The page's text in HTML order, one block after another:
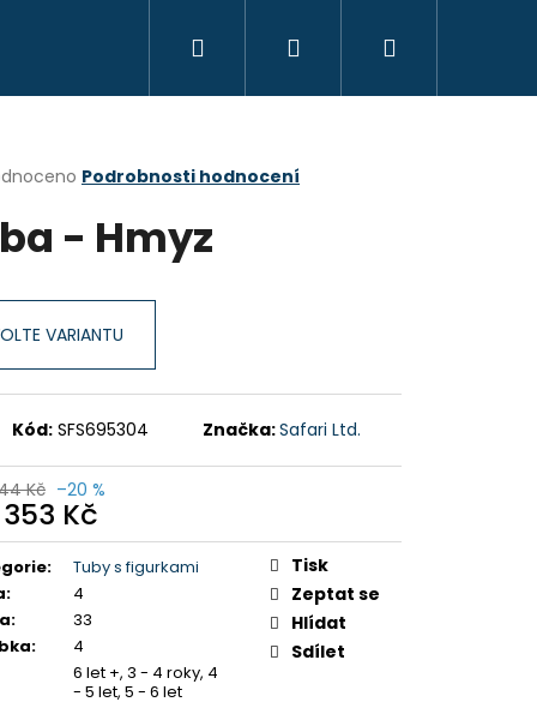
MONTESSORIPřihlášení
Podrobnosti hodnocení
- Hmyz
VARIANTU
Kód: SFS695304 Značka:Safari Ltd.
Kč –20 %
353 Kč
:
Tuby s figurkami
:
4
:
33
:
4
6 let +, 3 - 4 roky, 4
- 5 let, 5 - 6 let
Tisk
Zeptat se
Hlídat
Sdílet
MONTESSORI
K PUZZLE